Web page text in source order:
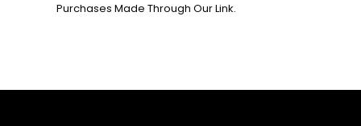
Purchases Made Through Our Link.